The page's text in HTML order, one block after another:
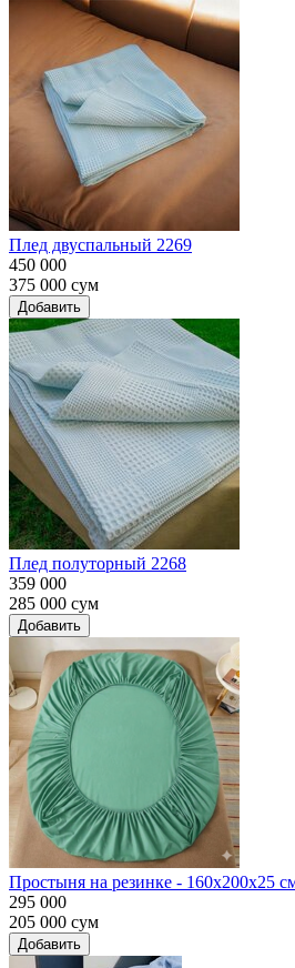
Плед двуспальный 2269
450 000
375 000 сум
Добавить
Плед полуторный 2268
359 000
285 000 сум
Добавить
Простыня на резинке - 160x200x25
295 000
205 000 сум
Добавить